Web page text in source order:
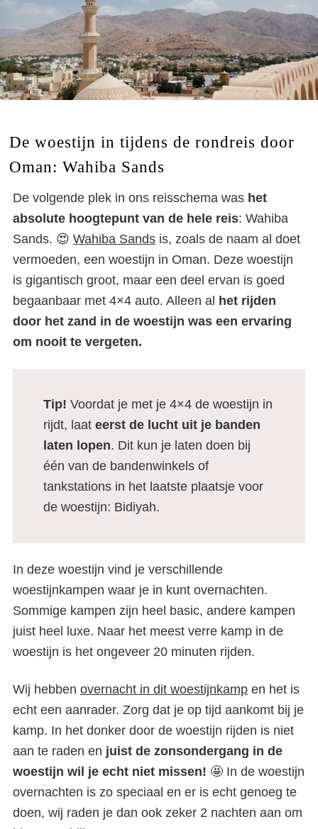
weken: dé ideale reisroute
door Oman
De woestijn in tijdens de rondreis door
Oman: Wahiba Sands
De volgende plek in ons reisschema was het
absolute hoogtepunt van de hele reis: Wahiba
Sands. 😍 Wahiba Sands is, zoals de naam al doet
vermoeden, een woestijn in Oman. Deze woestijn
is gigantisch groot, maar een deel ervan is goed
begaanbaar met 4×4 auto. Alleen al het rijden
door het zand in de woestijn was een ervaring
om nooit te vergeten.
Tip! Voordat je met je 4×4 de woestijn in
rijdt, laat eerst de lucht uit je banden
laten lopen. Dit kun je laten doen bij
één van de bandenwinkels of
tankstations in het laatste plaatsje voor
de woestijn: Bidiyah.
In deze woestijn vind je verschillende
woestijnkampen waar je in kunt overnachten.
Sommige kampen zijn heel basic, andere kampen
juist heel luxe. Naar het meest verre kamp in de
woestijn is het ongeveer 20 minuten rijden.
Wij hebben overnacht in dit woestijnkamp en het is
echt een aanrader. Zorg dat je op tijd aankomt bij je
kamp. In het donker door de woestijn rijden is niet
aan te raden en juist de zonsondergang in de
woestijn wil je echt niet missen! 🤩 In de woestijn
overnachten is zo speciaal en er is echt genoeg te
doen, wij raden je dan ook zeker 2 nachten aan om